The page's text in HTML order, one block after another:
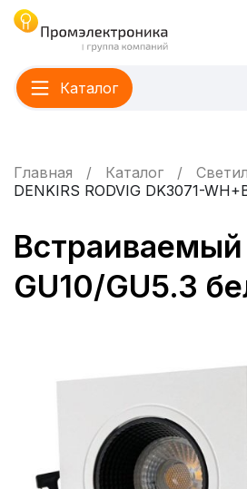
Каталог
Главная Каталог
DENKIRS RODVIG DK3071-
Встраиваемый
GU10/GU5.3